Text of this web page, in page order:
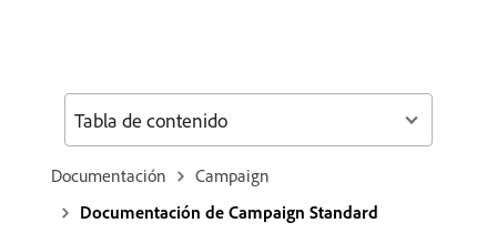
Documentación
Campaign
Documentación de Campaign Standard
Tabla de contenido